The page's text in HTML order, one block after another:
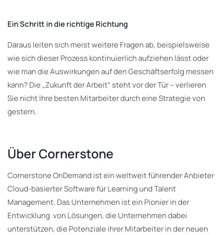
Ein Schritt in die richtige Richtung
Daraus leiten sich meist weitere Fragen ab, beispielsweise
wie sich dieser Prozess kontinuierlich aufziehen lässt oder
wie man die Auswirkungen auf den Geschäftserfolg messen
kann? Die „Zukunft der Arbeit“ steht vor der Tür – verlieren
Sie nicht Ihre besten Mitarbeiter durch eine Strategie von
gestern.
Über Cornerstone
Cornerstone OnDemand ist ein weltweit führender Anbieter
Cloud-basierter Software für Learning und Talent
Management. Das Unternehmen ist ein Pionier in der
Entwicklung von Lösungen, die Unternehmen dabei
unterstützen, die Potenziale ihrer Mitarbeiter in der neuen